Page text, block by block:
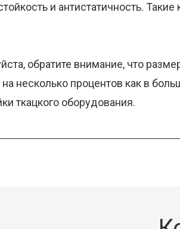
и антистатичность.
обратите внимание, что
несколько процентов как в
ткацкого оборудования.